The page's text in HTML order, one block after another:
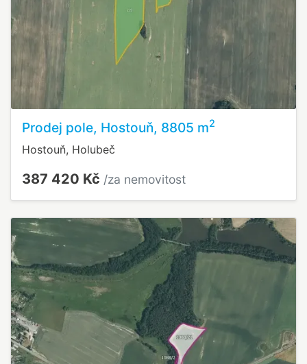
Prodej pole, Hostouň, 8805 m2
Hostouň, Holubeč
387 420 Kč /za nemovitost